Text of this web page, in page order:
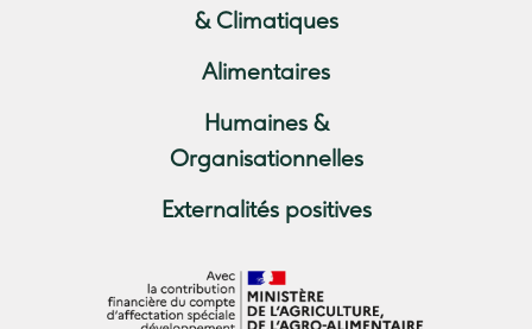
& Climatiques
Alimentaires
Humaines &
Organisationnelles
Externalités positives